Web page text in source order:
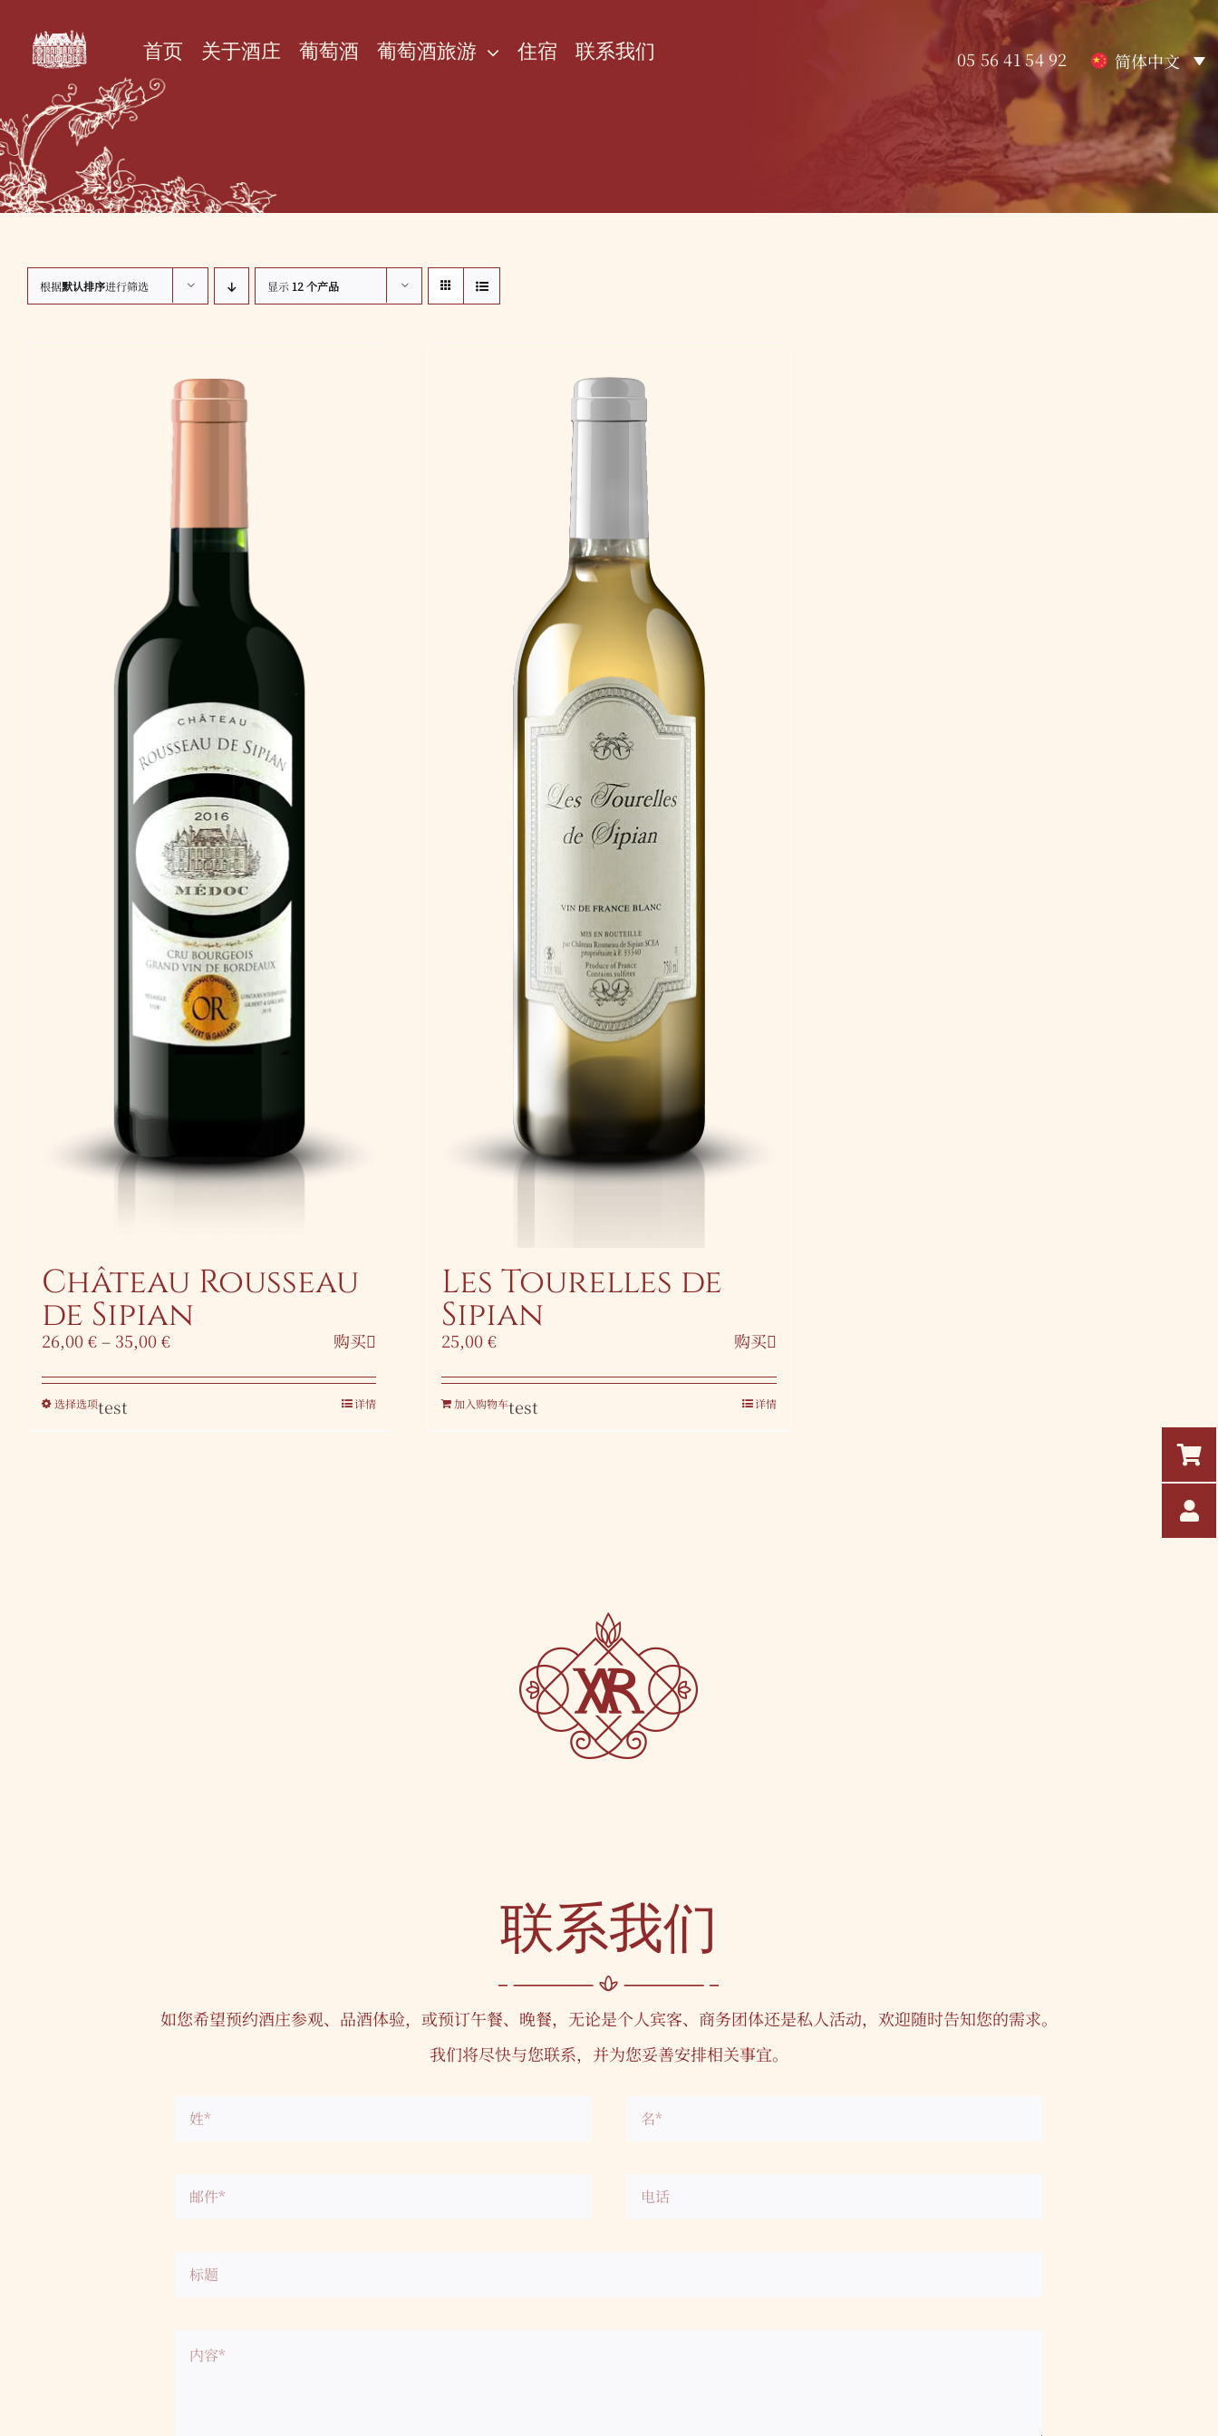
首页 关于酒庄 葡萄酒 葡萄酒旅游 住宿 联系我们 05 56 41 54 92 简体中文
根据默认排序进行筛选 显示12 个产品
Château Rousseau
de Sipian
26,00€– 35,00€ 购买
选择选项test 详情
Les Tourelles de
Sipian
25,00€ 购买
加入购物车test 详情
联系我们
如您希望预约酒庄参观、品酒体验，或预订午餐、晚餐，无论是个人宾客、商务团体还是私人活动，欢迎随时告知您的需求。
我们将尽快与您联系，并为您妥善安排相关事宜。